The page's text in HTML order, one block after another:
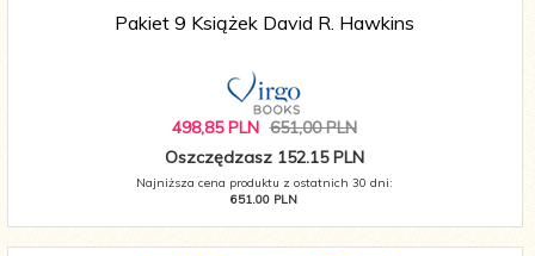
Pakiet 9 Książek David R. Hawkins
498,85 PLN 651,00 PLN
Oszczędzasz 152.15 PLN
Najniższa cena produktu z ostatnich 30 dni:
651.00 PLN